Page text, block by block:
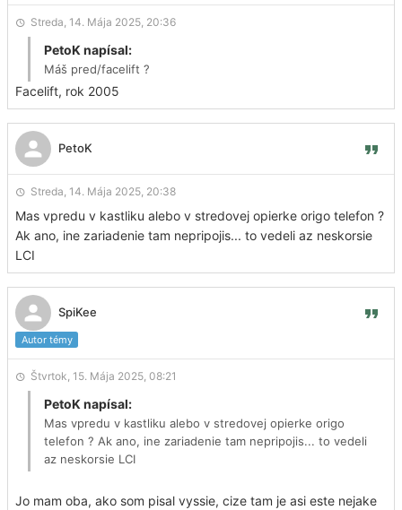
Streda, 14. Mája 2025, 20:36
PetoK napísal:
Máš pred/facelift ?
Facelift, rok 2005
PetoK
Streda, 14. Mája 2025, 20:38
Mas vpredu v kastliku alebo v stredovej opierke origo telefon ?
Ak ano, ine zariadenie tam nepripojis... to vedeli az neskorsie
LCI
SpiKee
Autor témy
Štvrtok, 15. Mája 2025, 08:21
PetoK napísal:
Mas vpredu v kastliku alebo v stredovej opierke origo
telefon ? Ak ano, ine zariadenie tam nepripojis... to vedeli
az neskorsie LCI
Jo mam oba, ako som pisal vyssie, cize tam je asi este nejake